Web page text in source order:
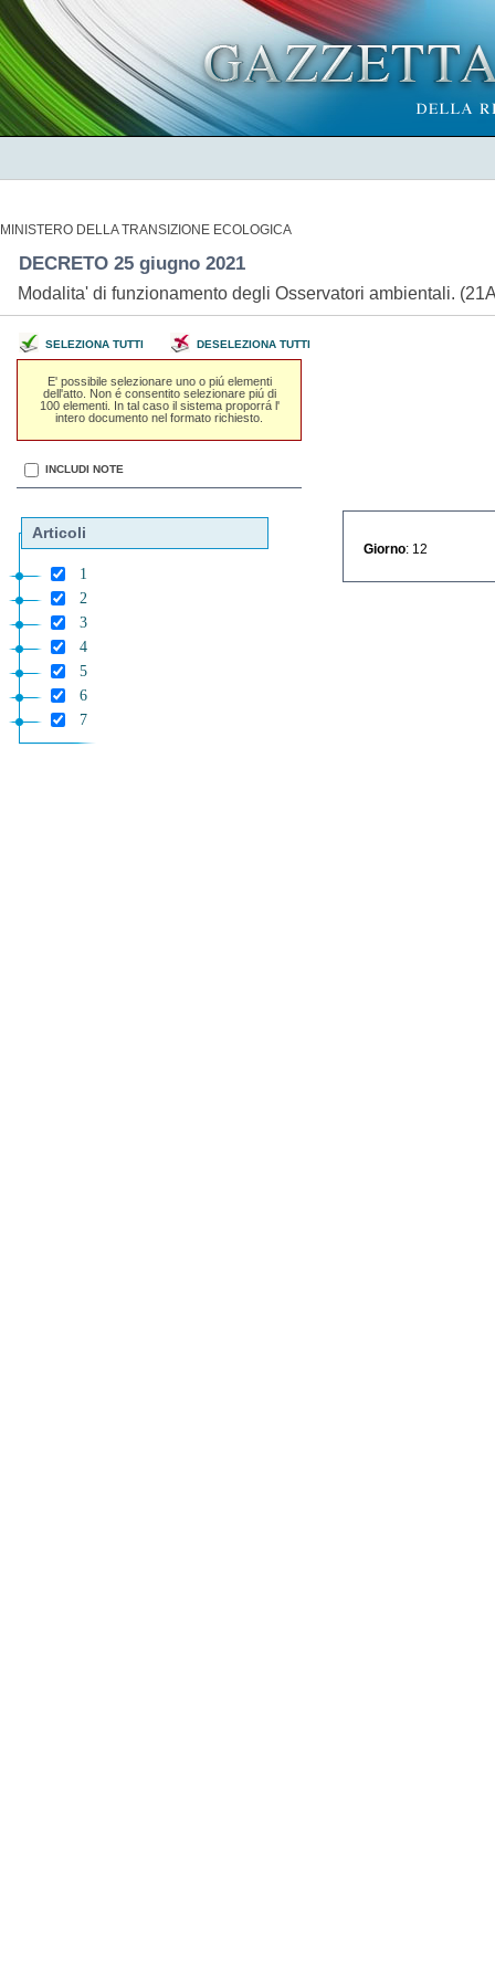
MINISTERO DELLA TRANSIZIONE ECOLOGICA
DECRETO 25 giugno 2021
Modalita' di funzionamento degli Osservatori ambientali.
SELEZIONA TUTTI DESELEZIONA TUTTI
E' possibile selezionare uno o piú elementi
dell'atto. Non é consentito selezionare piú di
100 elementi. In tal caso il sistema proporrá l'
intero documento nel formato richiesto.
INCLUDI NOTE
Articoli
1
2
3
4
5
6
7
Giorno : 12